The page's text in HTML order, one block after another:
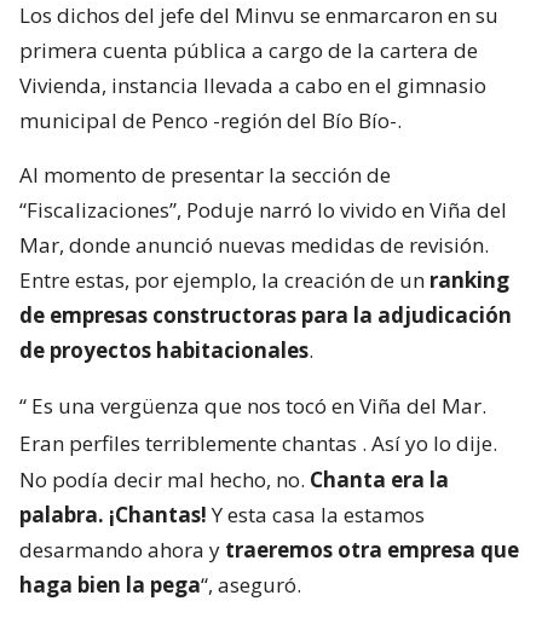
Los dichos del jefe del Minvu se enmarcaron en su
primera cuenta pública a cargo de la cartera de
Vivienda, instancia llevada a cabo en el gimnasio
municipal de Penco -región del Bío Bío-.
Al momento de presentar la sección de
“Fiscalizaciones”, Poduje narró lo vivido en Viña del
Mar, donde anunció nuevas medidas de revisión.
Entre estas, por ejemplo, la creación de un ranking
de empresas constructoras para la adjudicación
de proyectos habitacionales.
“ Es una vergüenza que nos tocó en Viña del Mar.
Eran perfiles terriblemente chantas . Así yo lo dije.
No podía decir mal hecho, no. Chanta era la
palabra. ¡Chantas!Y esta casa la estamos
desarmando ahora y traeremos otra empresa que
haga bien la pega“, aseguró.